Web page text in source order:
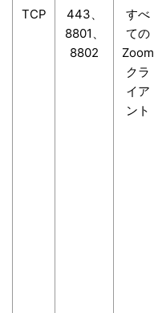
TCP
443、
8801、
8802
すべ
ての
Zoom
クラ
イア
ント